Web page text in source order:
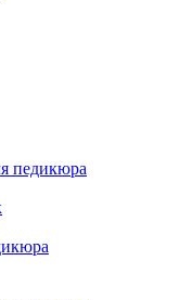
педикюра